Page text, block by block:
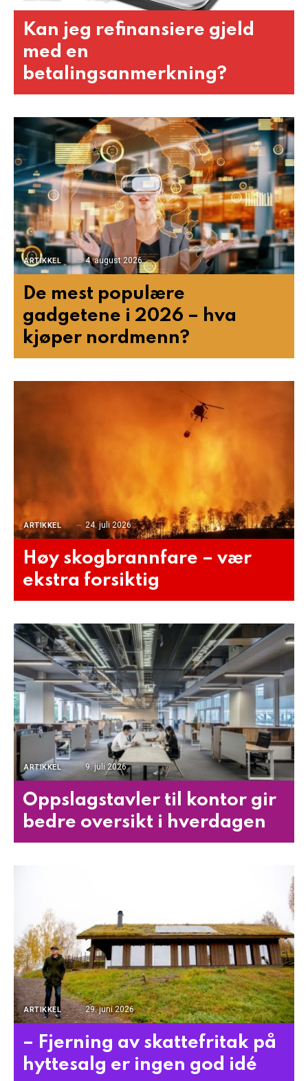
Kan jeg refinansiere gjeld
med en
betalingsanmerkning?
ARTIKKEL 4. august 2026
De mest populære
gadgetene i 2026 – hva
kjøper nordmenn?
ARTIKKEL 24. juli 2026
Høy skogbrannfare – vær
ekstra forsiktig
ARTIKKEL 9. juli 2026
Oppslagstavler til kontor gir
bedre oversikt i hverdagen
ARTIKKEL 29. juni 2026
– Fjerning av skattefritak på
hyttesalg er ingen god idé